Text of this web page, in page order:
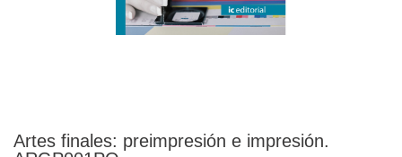
Artes finales: preimpresión e impresión.